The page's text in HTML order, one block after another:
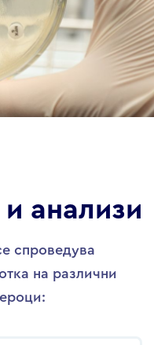
и анализи
спроведува
на различни